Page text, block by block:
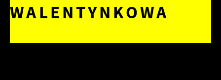
WALENTYNKOWA